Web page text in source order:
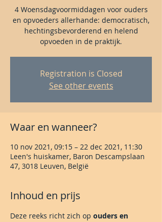
4 Woensdagvoormiddagen voor ouders
en opvoeders allerhande: democratisch,
hechtingsbevorderend en helend
opvoeden in de praktijk.
Registration is Closed
See other events
Waar en wanneer?
10 nov 2021, 09:15 – 22 dec 2021, 11:30
Leen's huiskamer, Baron Descampslaan
47, 3018 Leuven, België
Inhoud en prijs
Deze reeks richt zich op ouders en